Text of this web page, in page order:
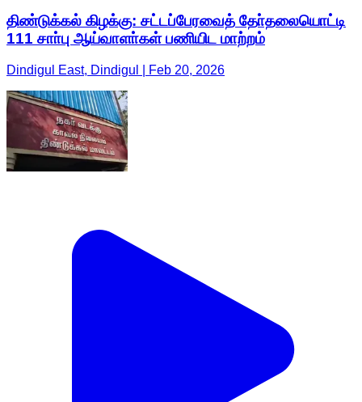
திண்டுக்கல் கிழக்கு: சட்டப்பேரவைத் தோ்தலையொட்டி
111 சாா்பு ஆய்வாளா்கள் பணியிட மாற்றம்
Dindigul East, Dindigul | Feb 20, 2026